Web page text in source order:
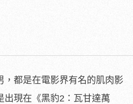
，都是在電影界有名的肌肉影
出現在《黑豹2：瓦甘達萬